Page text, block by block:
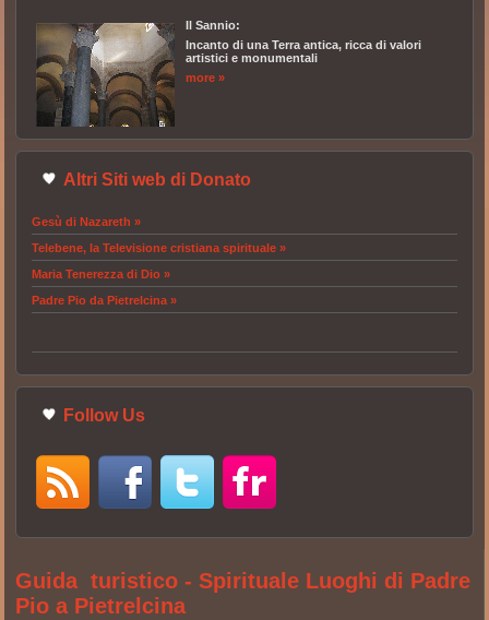
Il Sannio:
Incanto di una Terra antica, ricca di valori
artistici e monumentali
more »
Altri Siti web di Donato
Gesù di Nazareth »
Telebene, la Televisione cristiana spirituale »
Maria Tenerezza di Dio »
Padre Pio da Pietrelcina »
Follow Us
Guida turistico - Spirituale Luoghi di Padre
Pio a Pietrelcina